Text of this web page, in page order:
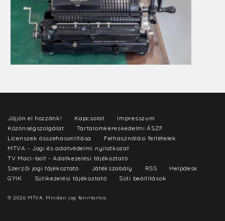
Jöjjön el hozzánk! Kapcsolat
Impresszum
Közönségszolgálat
Tartalomkereskedelmi ÁSZF
Licenszek összehasonlítása
Felhasználási feltételek
MTVA - Jogi és adatvédelmi nyilatkozat
TV Maci-bolt - Adatkezelési tájékoztató
Szerzői jogi tájékoztató
Játékszabály RSS
Helpdesk
GYIK
Sütikezelési tájékoztató Süti beállítások
© 2026 MTVA. Minden jog fenntartva.